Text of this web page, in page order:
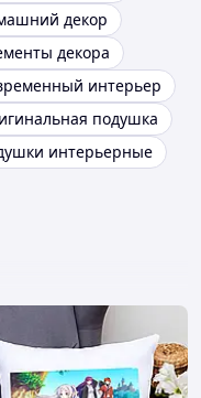
декор
декора
интерьер
подушка
интерьерные